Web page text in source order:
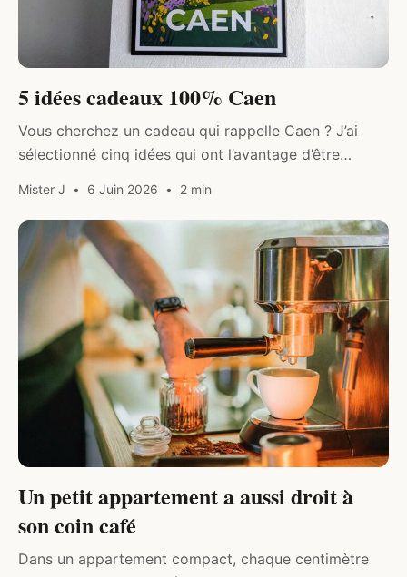
5 idées cadeaux 100% Caen
Vous cherchez un cadeau qui rappelle Caen ? J’ai
sélectionné cinq idées qui ont l’avantage d’être
Mister J 6 Juin 2026 2 min
DIVERS
Un petit appartement a aussi droit à
son coin café
Dans un appartement compact, chaque centimètre